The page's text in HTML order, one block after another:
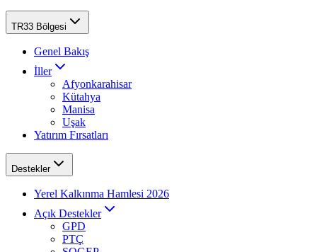
TR33 Bölgesi
Genel Bakış
İller
Afyonkarahisar
Kütahya
Manisa
Uşak
Yatırım Fırsatları
Destekler
Yerel Kalkınma Hamlesi 2026
Açık Destekler
GPD
PTÇ